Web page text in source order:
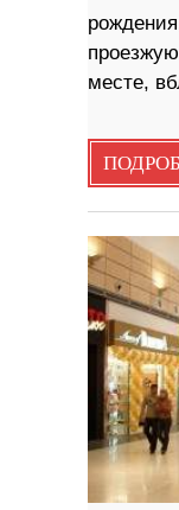
месте,